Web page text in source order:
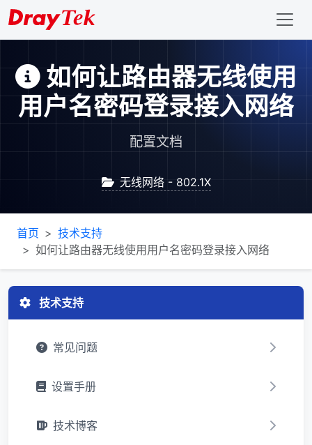
如何让路由器无线使用
用户名密码登录接入网络
配置文档
无线网络 - 802.1X
首页
技术支持
如何让路由器无线使用用户名密码登录接入网络
技术支持
常见问题
设置手册
技术博客